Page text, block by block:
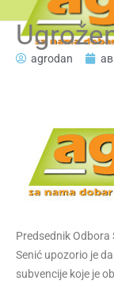
agrodan
Predsednik
Senić upozorio je
subvencije koje je